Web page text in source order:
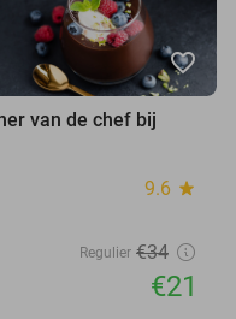
favorite_border
van de chef bij
9.6 star
Regulier €34
€21